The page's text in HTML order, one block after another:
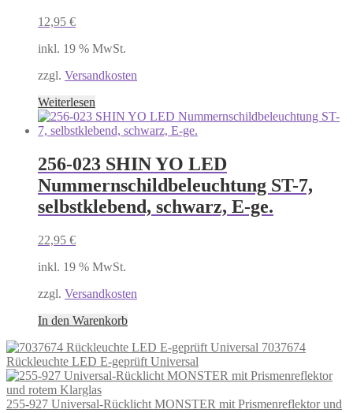
12,95 €
inkl. 19 % MwSt.
zzgl. Versandkosten
Weiterlesen
256-023 SHIN YO LED
Nummernschildbeleuchtung ST-7,
selbstklebend, schwarz, E-ge.
22,95 €
inkl. 19 % MwSt.
zzgl. Versandkosten
In den Warenkorb
7037674
Rückleuchte LED E-geprüft Universal
255-927 Universal-Rücklicht MONSTER mit Prismenreflektor und